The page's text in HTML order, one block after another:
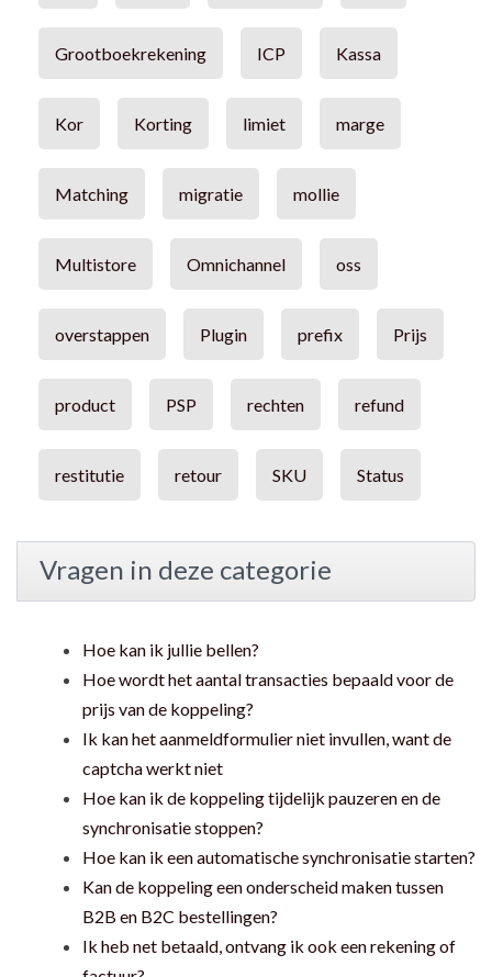
Grootboekrekening ICP Kassa
Kor Korting limiet marge
Matching migratie mollie
Multistore Omnichannel oss
overstappen Plugin prefix Prijs
product PSP rechten refund
restitutie retour SKU Status
Vragen in deze categorie
Hoe kan ik jullie bellen?
Hoe wordt het aantal transacties bepaald voor de
prijs van de koppeling?
Ik kan het aanmeldformulier niet invullen, want de
captcha werkt niet
Hoe kan ik de koppeling tijdelijk pauzeren en de
synchronisatie stoppen?
Hoe kan ik een automatische synchronisatie starten?
Kan de koppeling een onderscheid maken tussen
B2B en B2C bestellingen?
Ik heb net betaald, ontvang ik ook een rekening of